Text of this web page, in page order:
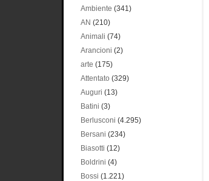
Ambiente (341)
AN (210)
Animali (74)
Arancioni (2)
arte (175)
Attentato (329)
Auguri (13)
Batini (3)
Berlusconi (4.295)
Bersani (234)
Biasotti (12)
Boldrini (4)
Bossi (1.221)